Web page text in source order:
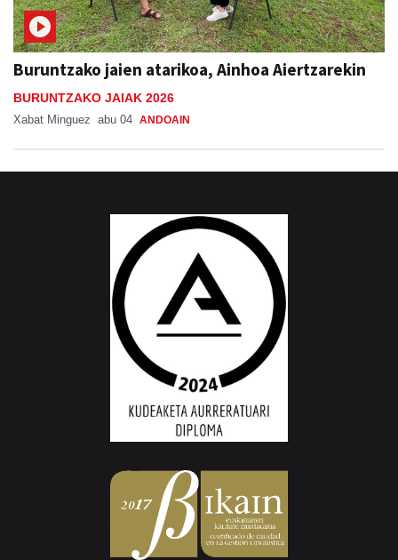
Buruntzako jaien atarikoa, Ainhoa Aiertzarekin
BURUNTZAKO JAIAK 2026
Xabat Minguez abu 04 ANDOAIN